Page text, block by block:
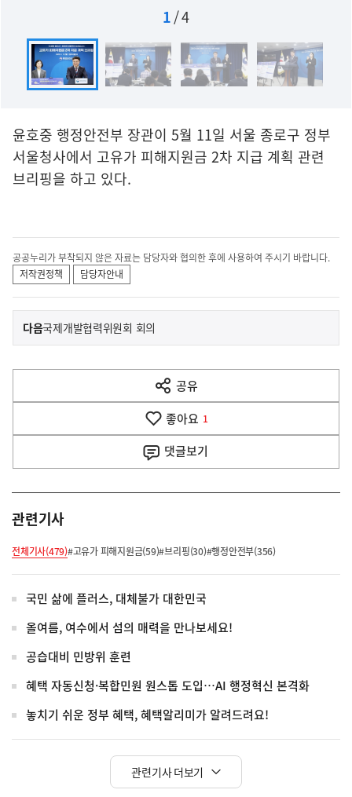
1/4
윤호중 행정안전부 장관이 5월 11일 서울 종로구 정부
서울청사에서 고유가 피해지원금 2차 지급 계획 관련
브리핑을 하고 있다.
공공누리가 부착되지 않은 자료는 담당자와 협의한 후에 사용하여 주시기 바랍니다.
저작권정책
담당자안내
이
전
다
음
다음기
사
국제개발협력위원회 회의
공유
열
기
좋아요 1
댓글보기
관련기사
전체기사(479)#고유가 피해지원금(59)#브리핑(30)#행정안전부(356)
국민 삶에 플러스, 대체불가 대한민국
올여름, 여수에서 섬의 매력을 만나보세요!
공습대비 민방위 훈련
혜택 자동신청·복합민원 원스톱 도입…AI 행정혁신 본격화
놓치기 쉬운 정부 혜택, 혜택알리미가 알려드려요!
관련기사 더보기